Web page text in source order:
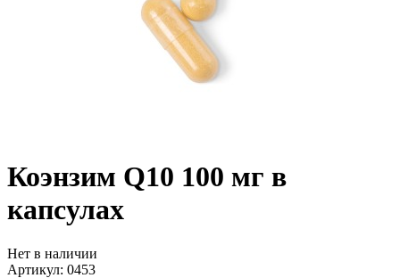
Коэнзим Q10 100 мг в
капсулах
Нет в наличии
Артикул: 0453